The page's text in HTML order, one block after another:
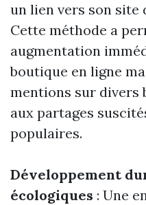
un lien vers son site
Cette méthode a
augmentation
boutique en ligne
mentions sur divers
aux partages
populaires.
Développement
écologiques : Une